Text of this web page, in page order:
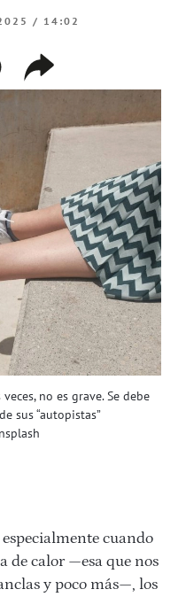
no es grave. Se debe
sus “autopistas”
/ 14:02
compartir
enlace
cuando
de calor —esa que nos
y poco más—, los